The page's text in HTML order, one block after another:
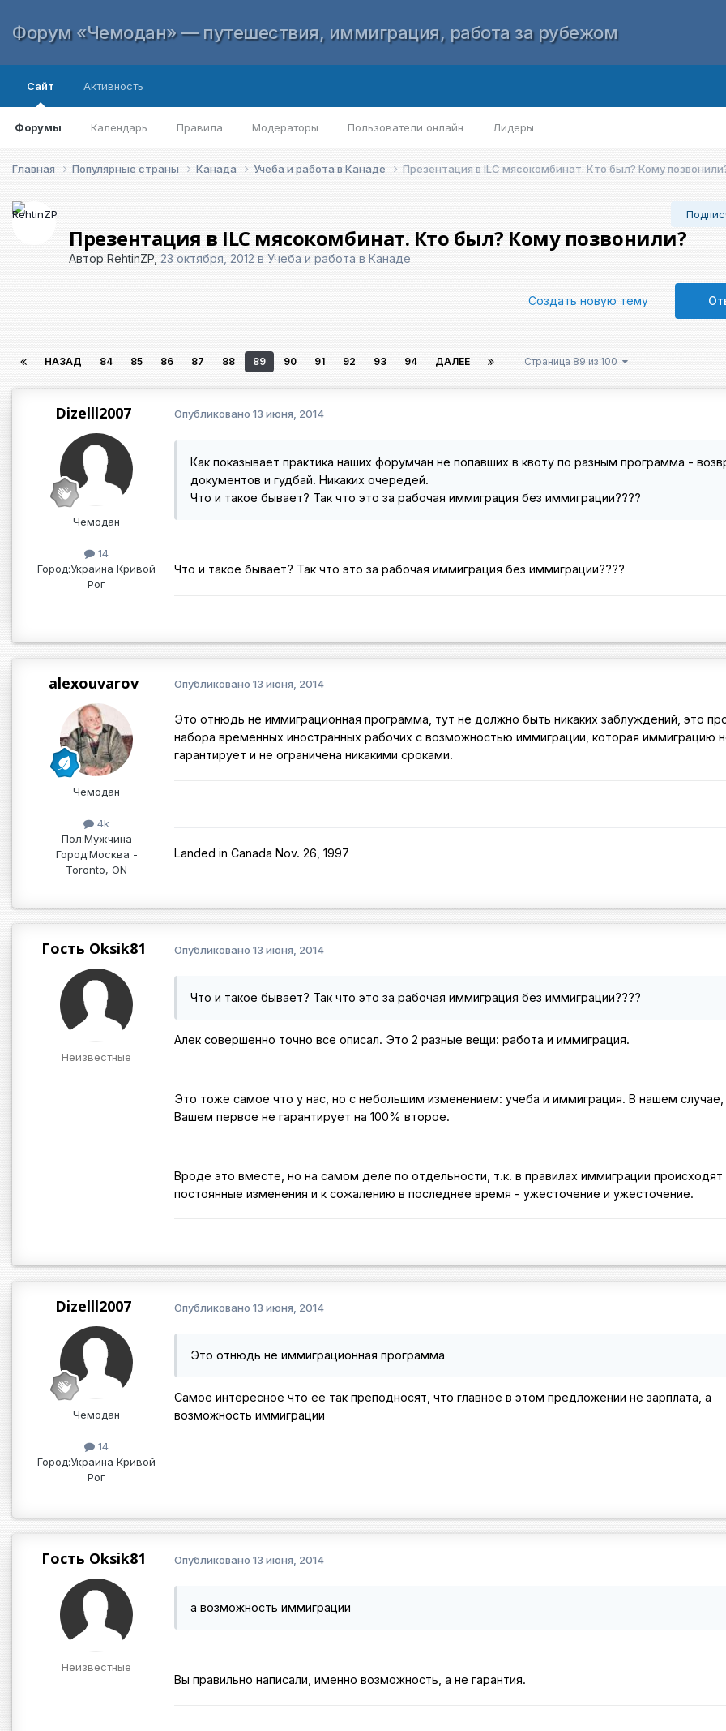
Форум «Чемодан» — путешествия, иммиграция, работа за рубежом
Сайт
Форумы Календарь Правила Модераторы Пользователи онлайн Лидеры
Активность
Главная Популярные страны Канада Учеба и работа в Канаде Презентация в ILC мясокомбинат. Кто был? Кому
Презентация в ILC мясокомбинат. Кто был? Кому позвонили?
Автор RehtinZP 23 октября, 2012 в Учеба и работа в Канаде
Создать новую тему
НАЗАД 84 85 86 87 88 89 90 91 92 93 94 ДАЛЕЕ Страница 89 из 100
Dizelll2007
Чемодан
14
Город:Украина Кривой
Рог
Опубликовано 13 июня, 2014
Как показывает практика наших форумчан не попавших в квоту по разным программа -
документов и гудбай. Никаких очередей.
Что и такое бывает? Так что это за рабочая иммиграция без иммиграции????
Что и такое бывает? Так что это за рабочая иммиграция без иммиграции????
alexouvarov
Чемодан
4k
Пол:Мужчина
Город:Москва -
Toronto, ON
Опубликовано 13 июня, 2014
Это отнюдь не иммиграционная программа, тут не должно быть никаких заблуждений, это
набора временных иностранных рабочих с возможностью иммиграции, которая иммиграцию
гарантирует и не ограничена никакими сроками.
Landed in Canada Nov. 26, 1997
Гость Oksik81
Неизвестные
Опубликовано 13 июня, 2014
Что и такое бывает? Так что это за рабочая иммиграция без иммиграции????
Алек совершенно точно все описал. Это 2 разные вещи: работа и иммиграция.
Это тоже самое что у нас, но с небольшим изменением: учеба и иммиграция. В нашем случае,
Вашем первое не гарантирует на 100% второе.
Вроде это вместе, но на самом деле по отдельности, т.к. в правилах иммиграции происходят
постоянные изменения и к сожалению в последнее время - ужесточение и ужесточение.
Dizelll2007
Чемодан
14
Город:Украина Кривой
Рог
Опубликовано 13 июня, 2014
Это отнюдь не иммиграционная программа
Самое интересное что ее так преподносят, что главное в этом предложении не зарплата, а
возможность иммиграции
Гость Oksik81
Неизвестные
Опубликовано 13 июня, 2014
а возможность иммиграции
Вы правильно написали, именно возможность, а не гарантия.